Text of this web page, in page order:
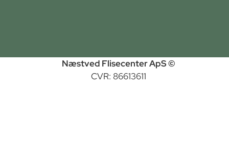
Næstved Flisecenter ApS ©
CVR: 86613611